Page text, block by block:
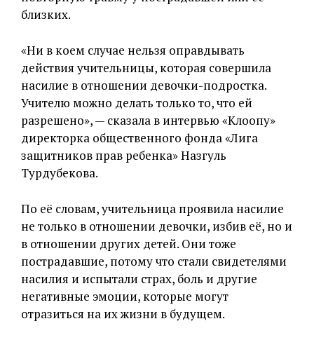
близких.
«Ни в коем случае нельзя оправдывать
действия учительницы, которая совершила
насилие в отношении девочки-подростка.
Учителю можно делать только то, что ей
разрешено», — сказала в интервью «Клоопу»
директорка общественного фонда «Лига
защитников прав ребенка» Назгуль
Турдубекова.
По её словам, учительница проявила насилие
не только в отношении девочки, избив её, но и
в отношении других детей. Они тоже
пострадавшие, потому что стали свидетелями
насилия и испытали страх, боль и другие
негативные эмоции, которые могут
отразиться на их жизни в будущем.